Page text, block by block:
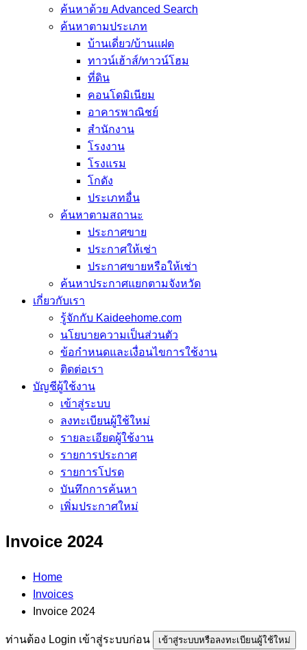
ค้นหาด้วย Advanced Search
ค้นหาตามประเภท
บ้านเดี่ยว/บ้านแฝด
ทาวน์เฮ้าส์/ทาวน์โฮม
ที่ดิน
คอนโดมิเนียม
อาคารพาณิชย์
สำนักงาน
โรงงาน
โรงแรม
โกดัง
ประเภทอื่น
ค้นหาตามสถานะ
ประกาศขาย
ประกาศให้เช่า
ประกาศขายหรือให้เช่า
ค้นหาประกาศแยกตามจังหวัด
เกี่ยวกับเรา
รู้จักกับ Kaideehome.com
นโยบายความเป็นส่วนตัว
ข้อกำหนดและเงื่อนไขการใช้งาน
ติดต่อเรา
บัญชีผู้ใช้งาน
เข้าสู่ระบบ
ลงทะเบียนผู้ใช้ใหม่
รายละเอียดผู้ใช้งาน
รายการประกาศ
รายการโปรด
บันทึกการค้นหา
เพิ่มประกาศใหม่
Invoice 2024
Home
Invoices
Invoice 2024
ท่านต้อง Login เข้าสู่ระบบก่อน เข้าสู่ระบบหรือลงทะเบียนผู้ใช้ใหม่